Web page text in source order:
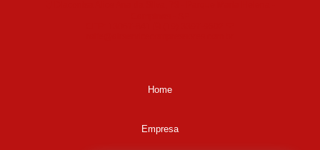
Home
Empresa